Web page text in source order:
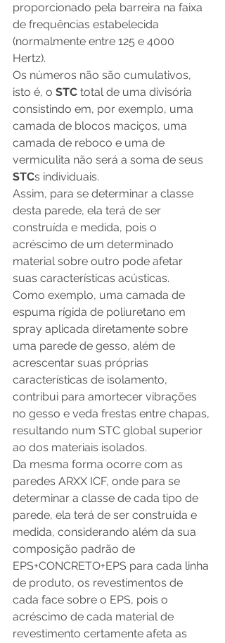
proporcionado pela barreira na faixa
de frequências estabelecida
(normalmente entre 125 e 4000
Hertz).
Os números não são cumulativos,
isto é, o STC total de uma divisória
consistindo em, por exemplo, uma
camada de blocos maciços, uma
camada de reboco e uma de
vermiculita não será a soma de seus
STCs individuais.
Assim, para se determinar a classe
desta parede, ela terá de ser
construída e medida, pois o
acréscimo de um determinado
material sobre outro pode afetar
suas características acústicas.
Como exemplo, uma camada de
espuma rígida de poliuretano em
spray aplicada diretamente sobre
uma parede de gesso, além de
acrescentar suas próprias
características de isolamento,
contribui para amortecer vibrações
no gesso e veda frestas entre chapas,
resultando num STC global superior
ao dos materiais isolados.
Da mesma forma ocorre com as
paredes ARXX ICF, onde para se
determinar a classe de cada tipo de
parede, ela terá de ser construída e
medida, considerando além da sua
composição padrão de
EPS+CONCRETO+EPS para cada linha
de produto, os revestimentos de
cada face sobre o EPS, pois o
acréscimo de cada material de
revestimento certamente afeta as